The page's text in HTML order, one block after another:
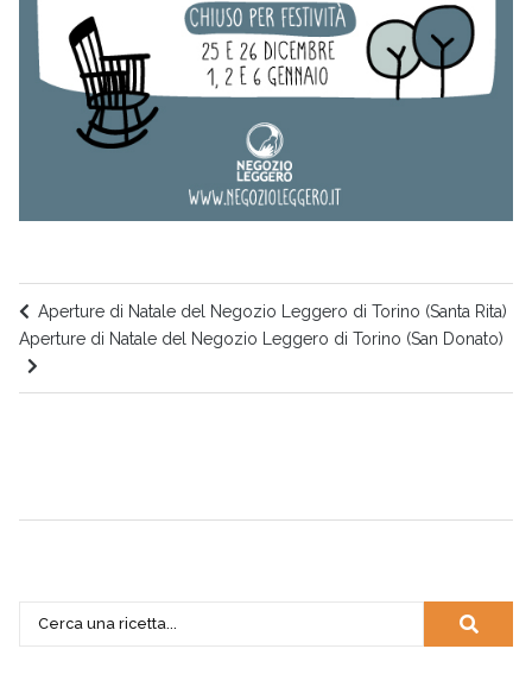
Aperture di Natale del Negozio Leggero di Torino (Santa Rita)
Aperture di Natale del Negozio Leggero di Torino (San Donato)